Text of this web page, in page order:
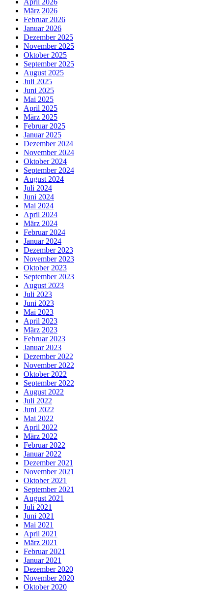
März 2026
Februar 2026
Januar 2026
Dezember 2025
November 2025
Oktober 2025
September 2025
August 2025
Juli 2025
Juni 2025
Mai 2025
April 2025
März 2025
Februar 2025
Januar 2025
Dezember 2024
November 2024
Oktober 2024
September 2024
August 2024
Juli 2024
Juni 2024
Mai 2024
April 2024
März 2024
Februar 2024
Januar 2024
Dezember 2023
November 2023
Oktober 2023
September 2023
August 2023
Juli 2023
Juni 2023
Mai 2023
April 2023
März 2023
Februar 2023
Januar 2023
Dezember 2022
November 2022
Oktober 2022
September 2022
August 2022
Juli 2022
Juni 2022
Mai 2022
April 2022
März 2022
Februar 2022
Januar 2022
Dezember 2021
November 2021
Oktober 2021
September 2021
August 2021
Juli 2021
Juni 2021
Mai 2021
April 2021
März 2021
Februar 2021
Januar 2021
Dezember 2020
November 2020
Oktober 2020